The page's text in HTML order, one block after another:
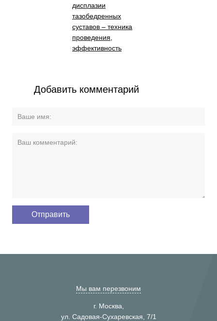
дисплазии
тазобедренных
суставов – техника
проведения,
эффективность
Добавить комментарий
Мы вам перезвоним
г. Москва,
ул. Садовая-Сухаревская, 7/1